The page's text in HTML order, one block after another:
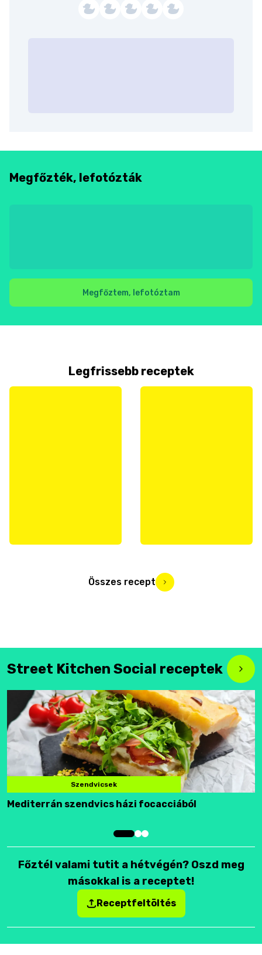
Megfőzték, lefotózták
Megfőztem, lefotóztam
Legfrissebb receptek
Összes recept
Street Kitchen Social receptek
Szendvicsek
Mediterrán szendvics házi focacciából
Főztél valami tutit a hétvégén? Oszd meg
másokkal is a receptet!
Receptfeltöltés